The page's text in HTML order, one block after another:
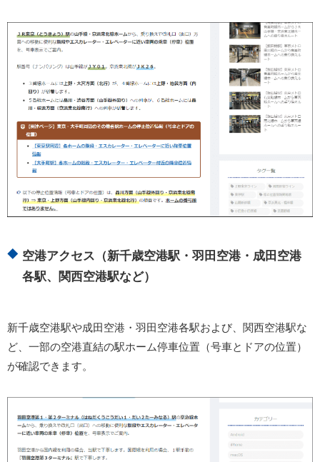
空港アクセス（新千歳空港駅・羽田空港・成田空港
各駅、関西空港駅など）
新千歳空港駅や成田空港・羽田空港各駅および、関西空港駅な
ど、一部の空港直結の駅ホーム停車位置（号車とドアの位置）
が確認できます。